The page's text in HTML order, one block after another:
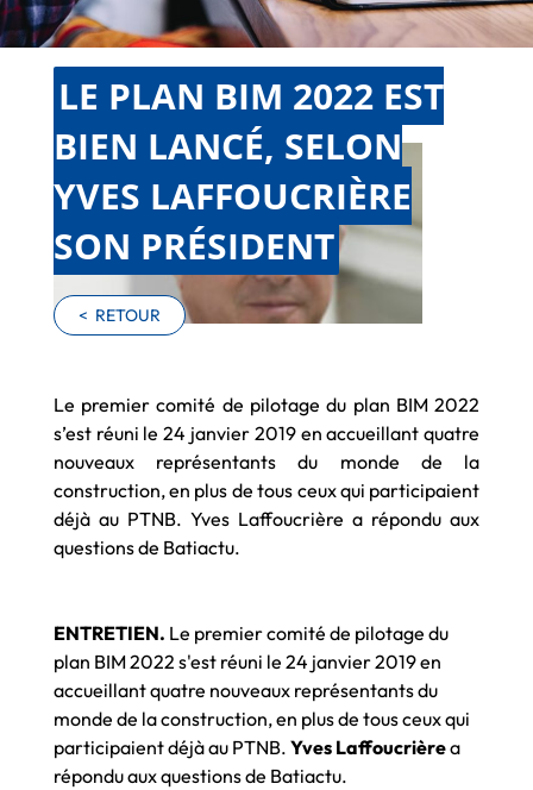
LE PLAN BIM 2022 EST
BIEN LANCÉ, SELON
YVES LAFFOUCRIÈRE
SON PRÉSIDENT
< RETOUR
Le premier comité de pilotage du plan BIM 2022
s’est réuni le 24 janvier 2019 en accueillant quatre
nouveaux représentants du monde de la
construction, en plus de tous ceux qui participaient
déjà au PTNB. Yves Laffoucrière a répondu aux
questions de Batiactu.
ENTRETIEN. Le premier comité de pilotage du
plan BIM 2022 s'est réuni le 24 janvier 2019 en
accueillant quatre nouveaux représentants du
monde de la construction, en plus de tous ceux qui
participaient déjà au PTNB. Yves Laffoucrièrea
répondu aux questions de Batiactu.